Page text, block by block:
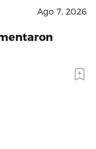
Ago 7, 2026